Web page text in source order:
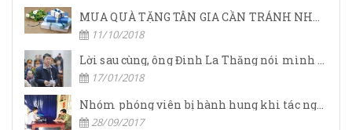
MUA QUÀ TẶNG TÂN GIA CẦN TRÁNH NHỮNG GÌ?
11/10/2018
Lời sau cùng, ông Đinh La Thăng nói mình nợ nhân dân quá nhiều
17/01/2018
Nhóm phóng viên bị hành hung khi tác nghiệp
28/09/2017